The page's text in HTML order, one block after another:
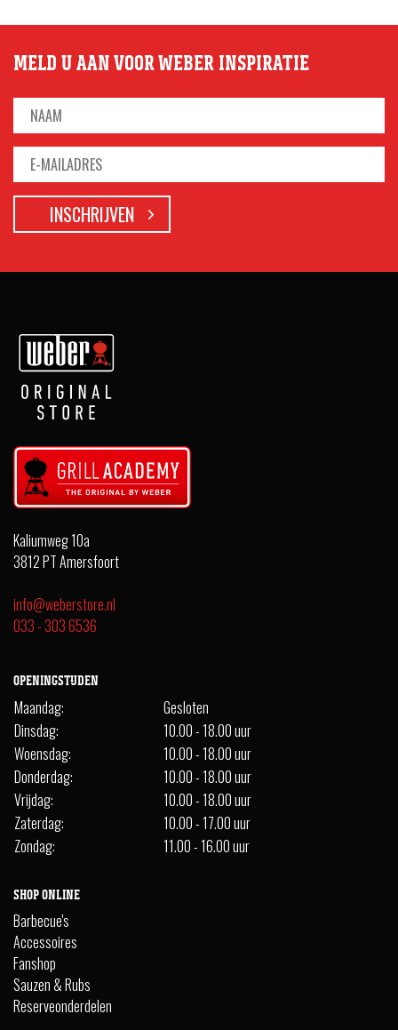
MELD U AAN VOOR WEBER INSPIRATIE
Kaliumweg 10a
3812 PT Amersfoort
info@weberstore.nl
033 - 303 6536
OPENINGSTIJDEN
Maandag:
Gesloten
Dinsdag:
10.00 - 18.00 uur
Woensdag:
10.00 - 18.00 uur
Donderdag:
10.00 - 18.00 uur
Vrijdag:
10.00 - 18.00 uur
Zaterdag:
10.00 - 17.00 uur
Zondag:
11.00 - 16.00 uur
SHOP ONLINE
Barbecue's
Accessoires
Fanshop
Sauzen & Rubs
Reserveonderdelen